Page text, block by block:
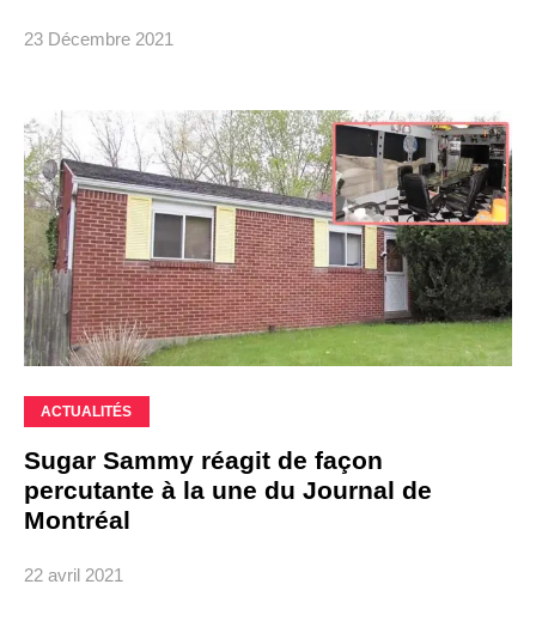
23 Décembre 2021
ACTUALITÉS
Sugar Sammy réagit de façon
percutante à la une du Journal de
Montréal
22 avril 2021